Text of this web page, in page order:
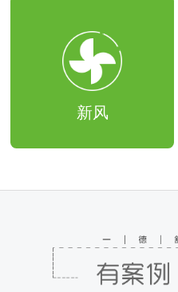
新风